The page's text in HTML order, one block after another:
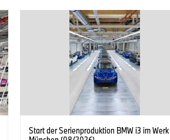
Start der Serienproduktion BMW i3 im Werk